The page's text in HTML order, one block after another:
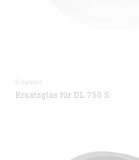
Ersatzteil
Ersatzglas für DL 750 S